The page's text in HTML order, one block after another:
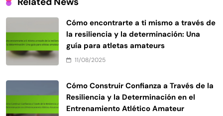
Cómo encontrarte a ti mismo a través de
la resiliencia y la determinación: Una
guía para atletas amateurs
11/08/2025
Cómo Construir Confianza a Través de la
Resiliencia y la Determinación en el
Entrenamiento Atlético Amateur